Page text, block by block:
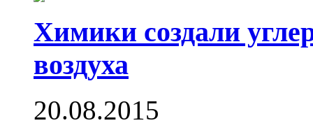
Химики создали
воздуха
20.08.2015